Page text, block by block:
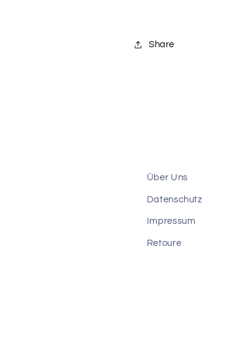
Share
Über Uns
Datenschutz
Impressum
Retoure